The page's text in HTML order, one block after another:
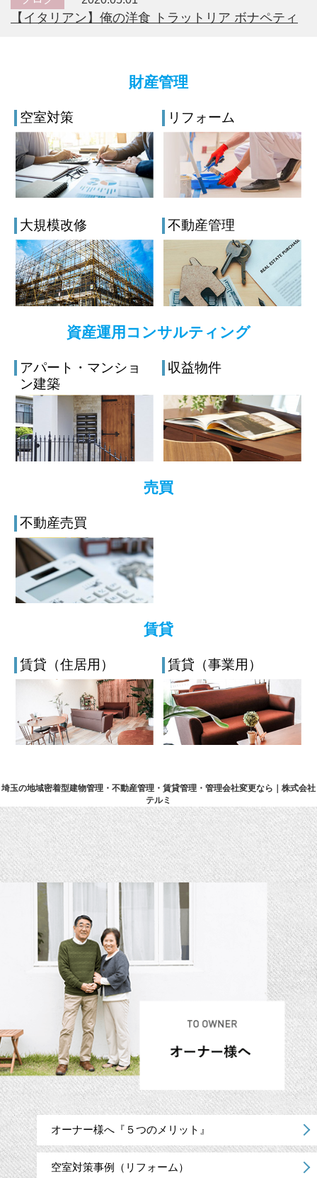
【イタリアン】俺の洋食 トラットリア ボナペティ
財産管理
空室対策 リフォーム
大規模改修 不動産管理
資産運用コンサルティング
アパート・マンショ
ン建築
収益物件
売買
不動産売買
賃貸
賃貸（住居用） 賃貸（事業用）
埼玉の地域密着型建物管理・不動産管理・賃貸管理・管理会社変更なら｜株式会社
テルミ
オーナー様へ『５つのメリット』
空室対策事例（リフォーム）